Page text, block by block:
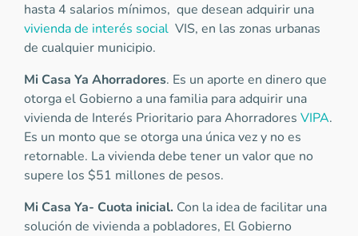
hasta 4 salarios mínimos, que desean adquirir una
vivienda de interés social VIS, en las zonas urbanas
de cualquier municipio.
Mi Casa Ya Ahorradores. Es un aporte en dinero que
otorga el Gobierno a una familia para adquirir una
vivienda de Interés Prioritario para Ahorradores VIPA.
Es un monto que se otorga una única vez y no es
retornable. La vivienda debe tener un valor que no
supere los $51 millones de pesos.
Mi Casa Ya- Cuota inicial. Con la idea de facilitar una
solución de vivienda a pobladores, El Gobierno